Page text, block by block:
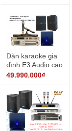
Dàn karaoke gia
đình E3 Audio cao
cấp 02
49.990.000₫